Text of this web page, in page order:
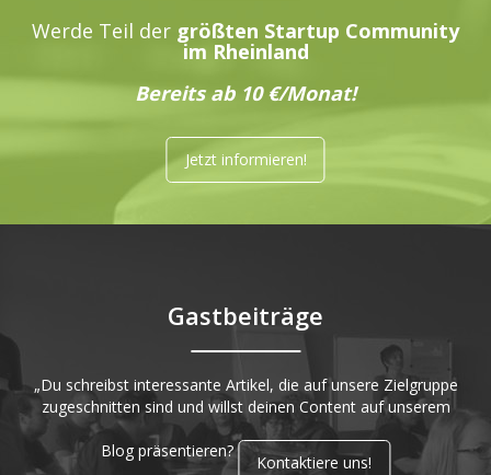
Werde Teil der größten Startup Community
im Rheinland
Bereits ab 10 €/Monat!
Jetzt informieren!
Gastbeiträge
„Du schreibst interessante Artikel, die auf unsere Zielgruppe
zugeschnitten sind und willst deinen Content auf unserem
Blog präsentieren?
Kontaktiere uns!